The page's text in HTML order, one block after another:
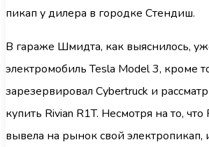
пикап у дилера в городке Стендиш.
В гараже Шмидта, как выяснилось,
электромобиль Tesla Model 3, кроме
зарезервировал Cybertruck и
купить Rivian R1T. Несмотря на то, что
вывела на рынок свой